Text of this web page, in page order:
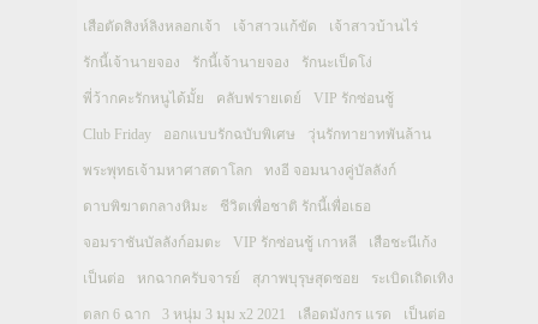
เสือตัดสิงห์ลิงหลอกเจ้า เจ้าสาวแก้ขัด เจ้าสาวบ้านไร่
รักนี้เจ้านายจอง รักนี้เจ้านายจอง รักนะเป็ดโง่
พี่ว้ากคะรักหนูได้มั้ย คลับฟรายเดย์ VIP รักซ่อนชู้
Club Friday ออกแบบรักฉบับพิเศษ วุ่นรักทายาทพันล้าน
พระพุทธเจ้ามหาศาสดาโลก ทงอี จอมนางคู่บัลลังก์
ดาบพิฆาตกลางหิมะ ชีวิตเพื่อชาติ รักนี้เพื่อเธอ
จอมราชันบัลลังก์อมตะ VIP รักซ่อนชู้ เกาหลี เสือชะนีเก้ง
เป็นต่อ หกฉากครับจารย์ สุภาพบุรุษสุดซอย ระเบิดเถิดเทิง
ตลก 6 ฉาก 3 หนุ่ม 3 มุม x2 2021 เลือดมังกร แรด เป็นต่อ